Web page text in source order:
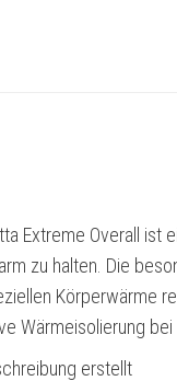
Extreme Overall ist
zu halten. Die
Körperwärme
Wärmeisolierung
erstellt